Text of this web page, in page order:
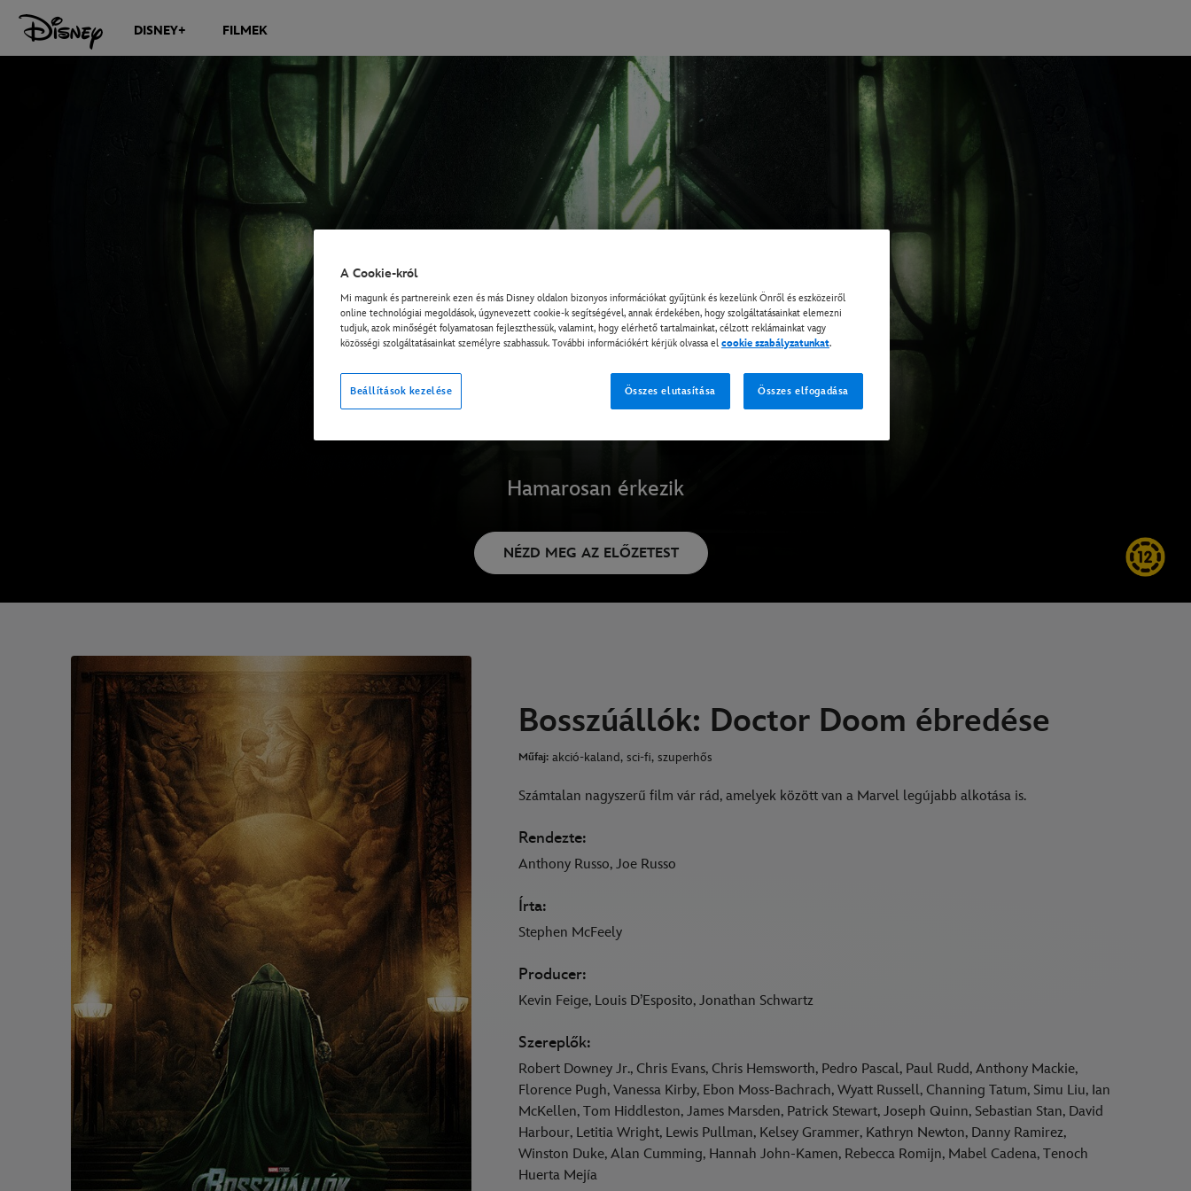
DISNEY+ FILMEK
Hamarosan érkezik
NÉZD MEG AZ ELŐZETEST
Bosszúállók: Doctor Doom ébredése
Műfaj: akció-kaland, sci-fi, szuperhős
Számtalan nagyszerű film vár rád, amelyek között van a Marvel legújabb alkotása is.
Rendezte:
Anthony Russo, Joe Russo
Írta:
Stephen McFeely
Producer:
Kevin Feige, Louis D’Esposito, Jonathan Schwartz
Szereplők:
Robert Downey Jr., Chris Evans, Chris Hemsworth, Pedro Pascal, Paul Rudd, Anthony Mackie,
Florence Pugh, Vanessa Kirby, Ebon Moss-Bachrach, Wyatt Russell, Channing Tatum, Simu Liu, Ian
McKellen, Tom Hiddleston, James Marsden, Patrick Stewart, Joseph Quinn, Sebastian Stan, David
Harbour, Letitia Wright, Lewis Pullman, Kelsey Grammer, Kathryn Newton, Danny Ramirez,
Winston Duke, Alan Cumming, Hannah John-Kamen, Rebecca Romijn, Mabel Cadena, Tenoch
Huerta Mejía
A Cookie-król
Mi magunk és partnereink ezen és más Disney oldalon bizonyos információkat gyűjtünk és kezelünk Önről és eszközeiről
online technológiai megoldások, úgynevezett cookie-k segítségével, annak érdekében, hogy szolgáltatásainkat elemezni
tudjuk, azok minőségét folyamatosan fejleszthessük, valamint, hogy elérhető tartalmainkat, célzott reklámainkat vagy
közösségi szolgáltatásainkat személyre szabhassuk. További információkért kérjük olvassa el cookie szabályzatunkat.
Beállítások kezelése Összes elutasítása Összes elfogadása